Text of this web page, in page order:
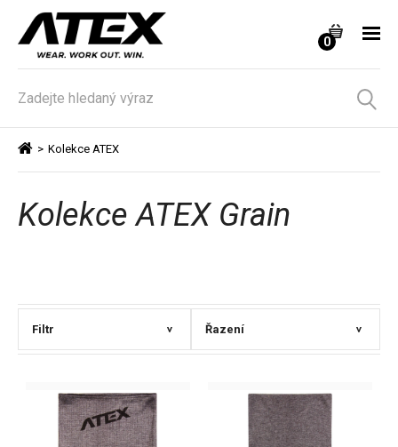
0
> Kolekce ATEX
Kolekce ATEX Grain
Filtr > Řazení >